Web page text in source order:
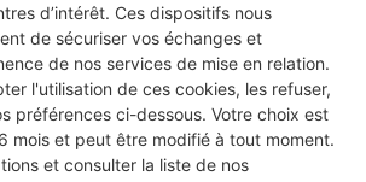
d’intérêt. Ces dispositifs nous
de sécuriser vos échanges et
de nos services de mise en relation.
l'utilisation de ces cookies, les refuser,
préférences ci-dessous. Votre choix est
mois et peut être modifié à tout moment.
et consulter la liste de nos
UN DEVIS